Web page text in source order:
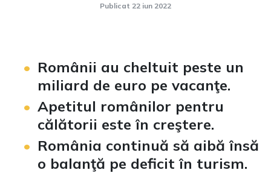
Publicat 22 iun 2022
Românii au cheltuit peste un
miliard de euro pe vacanţe.
Apetitul românilor pentru
călătorii este în creştere.
România continuă să aibă însă
o balanţă pe deficit în turism.